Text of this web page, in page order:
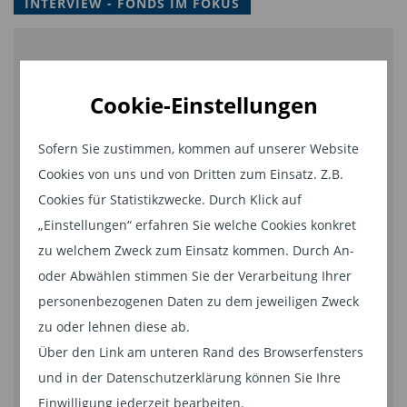
Cookie-Einstellungen
Sofern Sie zustimmen, kommen auf unserer Website
Cookies von uns und von Dritten zum Einsatz. Z.B.
Cookies für Statistikzwecke. Durch Klick auf
„Einstellungen“ erfahren Sie welche Cookies konkret
zu welchem Zweck zum Einsatz kommen. Durch An-
oder Abwählen stimmen Sie der Verarbeitung Ihrer
personenbezogenen Daten zu dem jeweiligen Zweck
zu oder lehnen diese ab.
Über den Link am unteren Rand des Browserfensters
und in der Datenschutzerklärung können Sie Ihre
Einwilligung jederzeit bearbeiten.
„Ob es angebracht ist, im Juni die Zinsen zu
erhöhen, dürfte dennoch eine knappe
Entscheidung werden“, so Page weiter. „Die
Wirtschaft in den USA selbst dürfte in der ersten
Jahreshälfte weiterhin Zeichen von Schwäche
zeigen, obwohl aktuelle Daten auf ein stärkeres
Momentum hindeuten. Hinzu kommt, dass die
aggressiven Lockerungsbestrebungen der
eher sanfte Straffung der Geldpolitik angezeigt
erscheinen lassen. Insgesamt haben die
INTERVIEW - FONDS IM FOKUS
als nachhaltige Anlagestrategie. Interview mit dem
Inhalt von YouTube
Bei Aktivierung können personenbezogene Daten an
YouTube übermittelt werden. Weitere Informationen finden
Video auf YouTube öffnen